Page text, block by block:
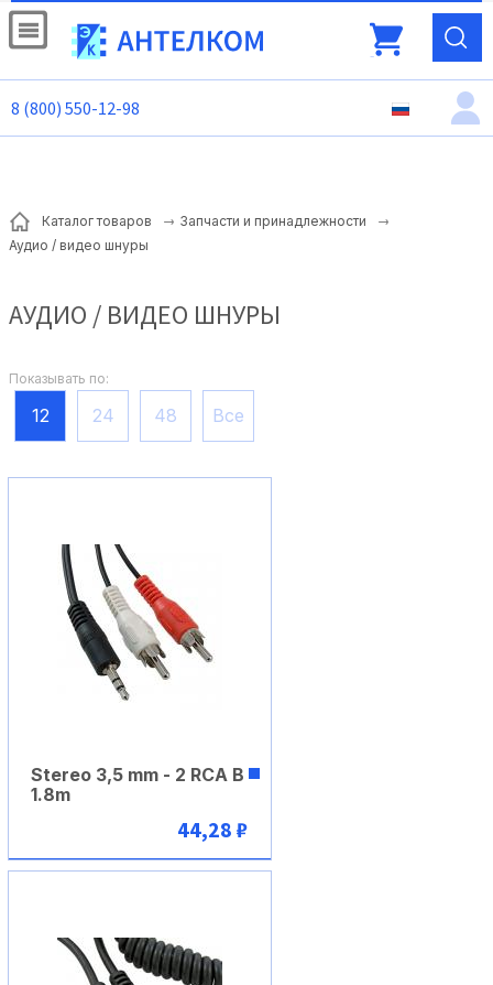
8 (800) 550-12-98
Каталог товаров
Запчасти и принадлежности
Аудио / видео шнуры
АУДИО / ВИДЕО ШНУРЫ
Показывать по:
12 24 48 Все
В корзину
Stereo 3,5 mm - 2 RCA B
1.8m
44,28 ₽